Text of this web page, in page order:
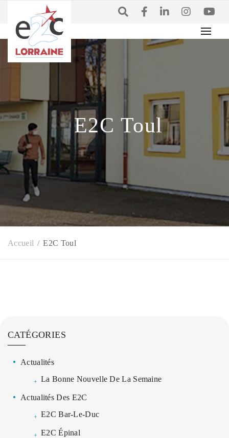
Accueil E2C Toul
E2C Toul
CATÉGORIES
Actualités
La Bonne Nouvelle De La Semaine
Actualités Des E2C
E2C Bar-Le-Duc
E2C Épinal